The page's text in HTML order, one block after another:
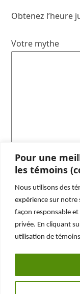
Pour une
les témoins
Nous utilisons des
expérience sur notre
façon responsable
privée. En cliquant
utilisation de
Obtenez l’heure
Votre mythe
Abonnez-vous
N’oubliez
Facebook ou à
rien manquer